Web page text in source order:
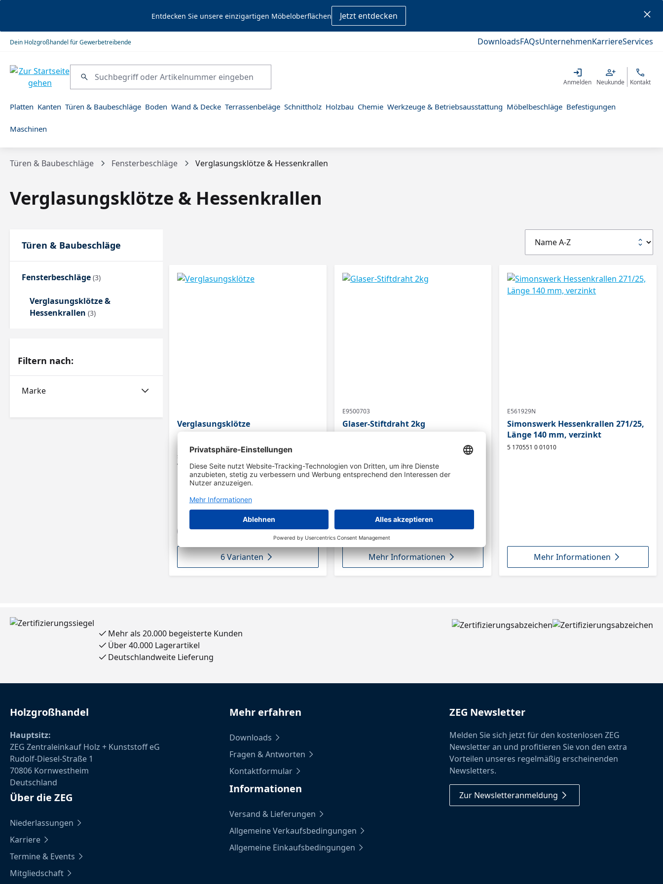
Zur Hauptnavigation springenEntdecken Sie unsere einzigartigen Möbeloberflächen Jetzt entdecken
Dein Holzgroßhandel für Gewerbetreibende DownloadsFAQsUnternehmenKarriereServices
Anmelden Neukunde Kontakt
Platten Kanten Türen & Baubeschläge Boden Wand & Decke Terrassenbeläge Schnittholz Holzbau Chemie Werkzeuge & Betriebsausstattung Möbelbeschläge Befestigungen
Maschinen
Türen & Baubeschläge Fensterbeschläge Verglasungsklötze & Hessenkrallen
Verglasungsklötze & Hessenkrallen
Türen & Baubeschläge
Fensterbeschläge (3)
Verglasungsklötze &
Hessenkrallen (3)
Filtern nach:
Marke
Verglasungsklötze
Die Verglasungsklötze von Bohle bestehen aus
spezialimprägniertem Hartholz und sind in
verschiedenen Stärken von 1 bis 5 mm erhältlich.
Die Farbe gibt dabei die Stärke des
Verglasungsklotzes an. Weiß entspricht 1 mm, Rot
Länge und Breite sind bei allen Varianten mit 80 x
24 mm gleich. Auch Glaserecken aus Eisen mit
einer Kantenlänge von 11 mm befinden sich im
Sortiment von Bohle. Aus spezialimprägniertem
Hartholz In den Maßen 80 x 24 mm Stärke wählbar
von 1-5 mm Verschiedene Farben für leichte
Zuordnung Glaserecken aus Eisen mit Kantenlänge
6 Varianten
E9500703
Glaser-Stiftdraht 2kg
Mehr Informationen
E561929N
Simonswerk Hessenkrallen 271/25,
Länge 140 mm, verzinkt
5 170551 0 01010
Mehr Informationen
Mehr als 20.000 begeisterte Kunden
Über 40.000 Lagerartikel
Deutschlandweite Lieferung
Holzgroßhandel
Hauptsitz:
ZEG Zentraleinkauf Holz + Kunststoff eG
Rudolf-Diesel-Straße 1
70806 Kornwestheim
Deutschland
Über die ZEG
Niederlassungen
Karriere
Termine & Events
Mitgliedschaft
Mehr erfahren
Downloads
Fragen & Antworten
Kontaktformular
Informationen
Versand & Lieferungen
Allgemeine Verkaufsbedingungen
Allgemeine Einkaufsbedingungen
ZEG Newsletter
Melden Sie sich jetzt für den kostenlosen ZEG
Newsletter an und profitieren Sie von den extra
Vorteilen unseres regelmäßig erscheinenden
Newsletters.
Zur Newsletteranmeldung